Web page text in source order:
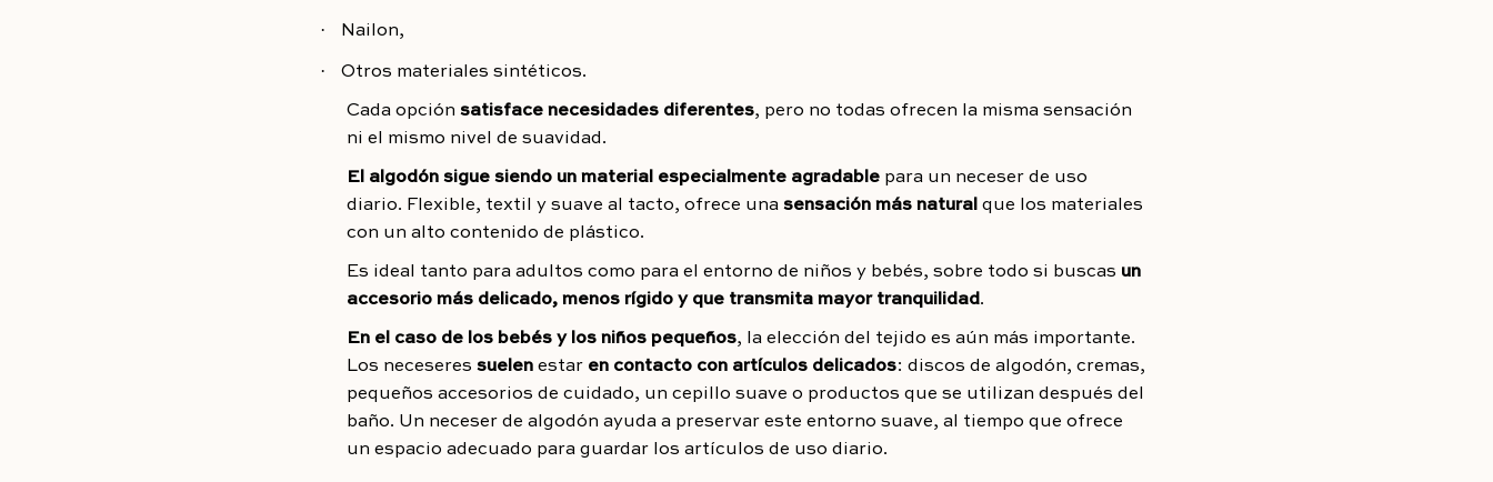
· Nailon,
· Otros materiales sintéticos.
Cada opción satisface necesidades diferentes, pero no todas ofrecen la misma sensación
ni el mismo nivel de suavidad.
El algodón sigue siendo un material especialmente agradable para un neceser de uso
diario. Flexible, textil y suave al tacto, ofrece una sensación más natural que los materiales
con un alto contenido de plástico.
Es ideal tanto para adultos como para el entorno de niños y bebés, sobre todo si buscas un
accesorio más delicado, menos rígido y que transmita mayor tranquilidad.
En el caso de los bebés y los niños pequeños, la elección del tejido es aún más importante.
Los neceseres suelen estar en contacto con artículos delicados: discos de algodón, cremas,
pequeños accesorios de cuidado, un cepillo suave o productos que se utilizan después del
baño. Un neceser de algodón ayuda a preservar este entorno suave, al tiempo que ofrece
un espacio adecuado para guardar los artículos de uso diario.